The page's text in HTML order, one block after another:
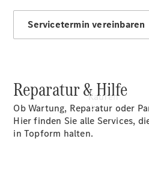
Kaufen
Servicetermin vereinbaren
Reparatur & Hilfe
Ob Wartung, Reparatur oder
Hier finden Sie alle Services,
in Topform halten.